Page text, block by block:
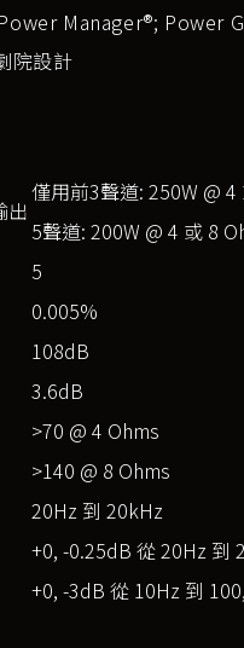
Manager®; Power
院設計
出
僅用前3聲道: 250W @ 4
5聲道: 200W @ 4 或 8
5
0.005%
108dB
3.6dB
>70 @ 4 Ohms
>140 @ 8 Ohms
20Hz 到 20kHz
+0, -0.25dB 從 20Hz 到
+0, -3dB 從 10Hz 到